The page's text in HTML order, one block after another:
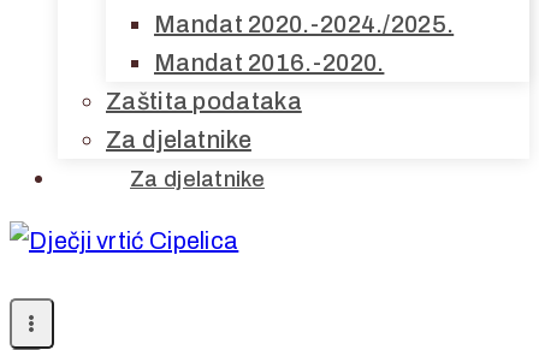
Mandat 2020.-2024./2025.
Mandat 2016.-2020.
Zaštita podataka
Za djelatnike
Za djelatnike